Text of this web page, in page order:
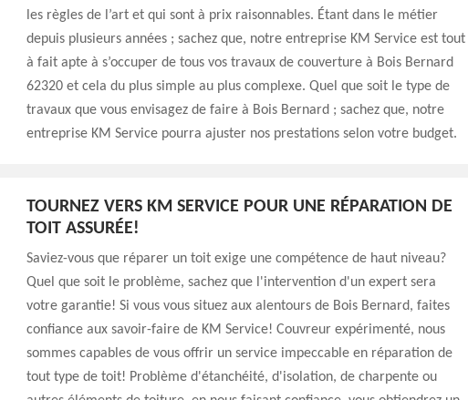
les règles de l’art et qui sont à prix raisonnables. Étant dans le métier
depuis plusieurs années ; sachez que, notre entreprise KM Service est tout
à fait apte à s’occuper de tous vos travaux de couverture à Bois Bernard
62320 et cela du plus simple au plus complexe. Quel que soit le type de
travaux que vous envisagez de faire à Bois Bernard ; sachez que, notre
entreprise KM Service pourra ajuster nos prestations selon votre budget.
TOURNEZ VERS KM SERVICE POUR UNE RÉPARATION DE
TOIT ASSURÉE!
Saviez-vous que réparer un toit exige une compétence de haut niveau?
Quel que soit le problème, sachez que l'intervention d'un expert sera
votre garantie! Si vous vous situez aux alentours de Bois Bernard, faites
confiance aux savoir-faire de KM Service! Couvreur expérimenté, nous
sommes capables de vous offrir un service impeccable en réparation de
tout type de toit! Problème d'étanchéité, d'isolation, de charpente ou